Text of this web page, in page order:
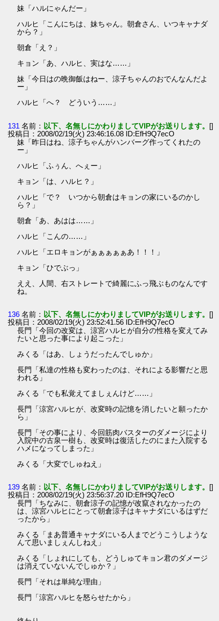
妹「ハルにゃんだー」
ハルヒ「こんにちは、妹ちゃん。朝倉さん、いつキャナダ
から？」
朝倉「え？」
キョン「あ、ハルヒ、実はな……」
妹「今日はの晩御飯はねー、涼子ちゃんのおでんなんだよ
ー」
ハルヒ「へ？ どういう……」
131 名前： 以下、名無しにかわりましてVIPがお送りします。 []
投稿日：2008/02/19(火) 23:46:16.08 ID:EfH9Q7ecO
妹「昨日はね、涼子ちゃんがハンバーグ作ってくれたの
ー」
ハルヒ「ふぅん、へぇー」
キョン「は、ハルヒ？」
ハルヒ「で？ いつから朝倉はキョンの家にいるのかし
ら？」
朝倉「あ、あはは……」
ハルヒ「こんの……」
ハルヒ「エロキョンがぁぁぁぁぁあ！！！」
キョン「ひでぶっ」
ええ、人間、右ストレートで綺麗にふっ飛ぶものなんです
ね。
136 名前： 以下、名無しにかわりましてVIPがお送りします。 []
投稿日：2008/02/19(火) 23:52:41.56 ID:EfH9Q7ecO
長門「今回の改変は、涼宮ハルヒが自分の性格を変えてみ
たいと思った事により起こった」
みくる「はあ、しょうだったんでしゅか」
長門「私達の性格も変わったのは、それによる影響だと思
われる」
みくる「でも私覚えてましぇんけど……」
長門「涼宮ハルヒが、改変時の記憶を消したいと願ったか
ら」
長門「その事により、今回筋肉バスターのダメージにより
入院中の古泉一樹も、改変時は復活したのにまた入院する
ハメになってしまった」
みくる「大変でしゅねえ」
139 名前： 以下、名無しにかわりましてVIPがお送りします。 []
投稿日：2008/02/19(火) 23:56:37.20 ID:EfH9Q7ecO
長門「ちなみに、朝倉涼子の記憶が改竄されなかったの
は、涼宮ハルヒにとって朝倉涼子はキャナダにいるはずだ
ったから」
みくる「まあ普通キャナダにいる人までどうこうしような
んて思いましぇんしねえ」
みくる「しょれにしても、どうしゅてキョン君のダメージ
は消えていないんでしゅか？」
長門「それは単純な理由」
長門「涼宮ハルヒを怒らせたから」